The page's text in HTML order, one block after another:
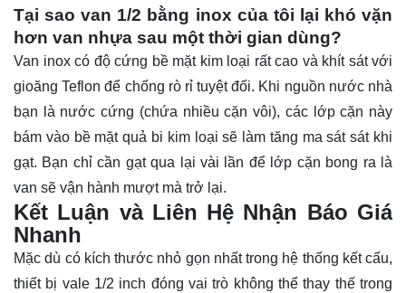
Tại sao van 1/2 bằng inox của tôi lại khó vặn
hơn van nhựa sau một thời gian dùng?
Van inox có độ cứng bề mặt kim loại rất cao và khít sát với
gioăng Teflon để chống rò rỉ tuyệt đối. Khi nguồn nước nhà
bạn là nước cứng (chứa nhiều cặn vôi), các lớp cặn này
bám vào bề mặt quả bi kim loại sẽ làm tăng ma sát sát khi
gạt. Bạn chỉ cần gạt qua lại vài lần để lớp cặn bong ra là
van sẽ vận hành mượt mà trở lại.
Kết Luận và Liên Hệ Nhận Báo Giá
Nhanh
Mặc dù có kích thước nhỏ gọn nhất trong hệ thống kết cấu,
thiết bị vale1/2 inch đóng vai trò không thể thay thế trong